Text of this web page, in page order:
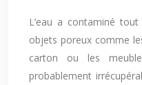
L’eau a contaminé
objets poreux comme
carton ou les
probablement